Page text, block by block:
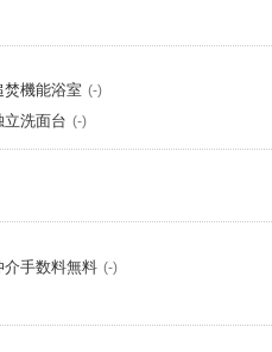
焚機能浴室 (-)
立洗面台 (-)
介手数料無料 (-)